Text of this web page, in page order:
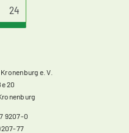
24
e. V.
20
9207-0
77